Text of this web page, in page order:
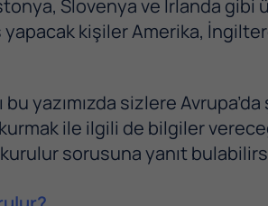
Slovenya ve İrlanda gibi
yapacak kişiler Amerika,
bu yazımızda sizlere
ile ilgili de bilgiler
sorusuna yanıt